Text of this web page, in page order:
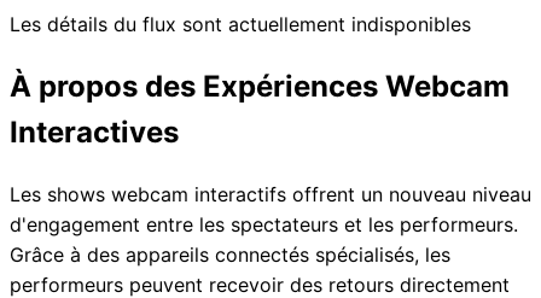
Les détails du flux sont actuellement indisponibles
À propos des Expériences Webcam
Interactives
Les shows webcam interactifs offrent un nouveau niveau
d'engagement entre les spectateurs et les performeurs.
Grâce à des appareils connectés spécialisés, les
performeurs peuvent recevoir des retours directement